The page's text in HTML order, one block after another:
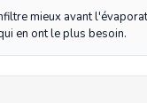
mieux avant
en ont le plus besoin.